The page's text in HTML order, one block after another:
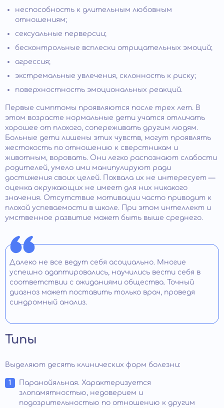
неспособность к длительным любовным
отношениям;
сексуальные перверсии;
бесконтрольные всплески отрицательных эмоций;
агрессия;
экстремальные увлечения, склонность к риску;
поверхностность эмоциональных реакций.
Первые симптомы проявляются после трех лет. В
этом возрасте нормальные дети учатся отличать
хорошее от плохого, сопереживать другим людям.
Больные дети лишены этих чувств, могут проявлять
жестокость по отношению к сверстникам и
животным, воровать. Они легко распознают слабости
родителей, умело ими манипулируют ради
достижения своих целей. Похвала их не интересует —
оценка окружающих не имеет для них никакого
значения. Отсутствие мотивации часто приводит к
плохой успеваемости в школе. При этом интеллект и
умственное развитие может быть выше среднего.
Далеко не все ведут себя асоциально. Многие
успешно адаптировались, научились вести себя в
соответствии с ожиданиями общества. Точный
диагноз может поставить только врач, проведя
синдромный анализ.
Типы
Выделяют десять клинических форм болезни:
Паранойяльная. Характеризуется
злопамятностью, недоверием и
подозрительностью по отношению к другим